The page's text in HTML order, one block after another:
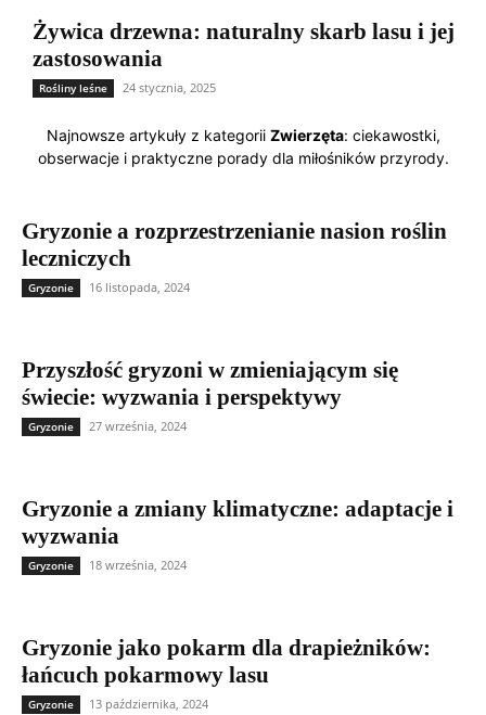
Żywica drzewna: naturalny skarb lasu i jej
zastosowania
Rośliny leśne 24 stycznia, 2025
Najnowsze artykuły z kategorii Zwierzęta: ciekawostki,
obserwacje i praktyczne porady dla miłośników przyrody.
Gryzonie a rozprzestrzenianie nasion roślin
leczniczych
Gryzonie 16 listopada, 2024
Przyszłość gryzoni w zmieniającym się
świecie: wyzwania i perspektywy
Gryzonie 27 września, 2024
Gryzonie a zmiany klimatyczne: adaptacje i
wyzwania
Gryzonie 18 września, 2024
Gryzonie jako pokarm dla drapieżników:
łańcuch pokarmowy lasu
Gryzonie 13 października, 2024